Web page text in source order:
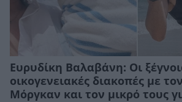
Ευρυδίκη Βαλαβάνη: Οι
οικογενειακές διακοπές με
Μόργκαν και τον μικρό τους